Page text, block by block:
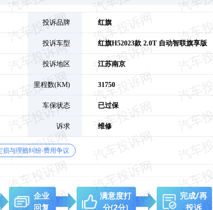
投诉品牌 红旗
投诉车型 红旗H52023款 2.0T 自动智联旗享版
投诉地区 江苏南京
里程数(KM) 31750
车保状态 已过保
诉求 维修
损与理赔纠纷-费用争议
企业
回复
满意度打
分(2分)
完成/再
投诉